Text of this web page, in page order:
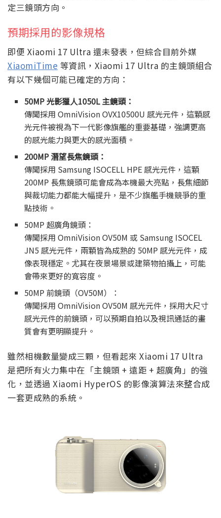
定三鏡頭方向。
預期採用的影像規格
即便 Xiaomi 17 Ultra 還未發表，但綜合目前外媒
XiaomiTime 等資訊，Xiaomi 17 Ultra 的主鏡頭組合
有以下幾個可能已確定的方向：
50MP 光影獵人1050L 主鏡頭：
傳聞採用 OmniVision OVX10500U 感光元件，這顆感
光元件被視為下一代影像旗艦的重要基礎，強調更高
的感光能力與更大的感光面積。
200MP 潛望長焦鏡頭：
傳聞採用 Samsung ISOCELL HPE 感光元件，這顆
200MP 長焦鏡頭可能會成為本機最大亮點，長焦細節
與裁切能力都能大幅提升，是不少旗艦手機競爭的重
點技術。
50MP 超廣角鏡頭：
傳聞採用 OmniVision OV50M 或 Samsung ISOCEL
JN5 感光元件，兩顆皆為成熟的 50MP 感光元件，成
像表現穩定。尤其在夜景場景或建築物拍攝上，可能
會帶來更好的寬容度。
50MP 前鏡頭（OV50M）：
傳聞採用 OmniVision OV50M 感光元件，採用大尺寸
感光元件的前鏡頭，可以預期自拍以及視訊通話的畫
質會有更明顯提升。
雖然相機數量變成三顆，但看起來 Xiaomi 17 Ultra
是把所有火力集中在「主鏡頭 + 遠距 + 超廣角」的強
化，並透過 Xiaomi HyperOS 的影像演算法來整合成
一套更成熟的系統。